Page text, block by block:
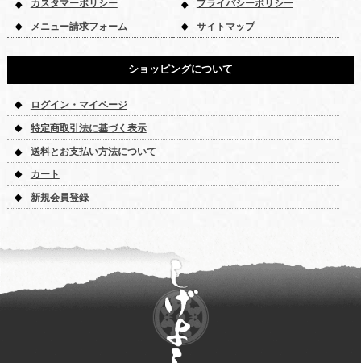
カスタマーポリシー プライバシーポリシー
メニュー請求フォーム サイトマップ
ショッピングについて
ログイン・マイページ
特定商取引法に基づく表示
送料とお支払い方法について
カート
新規会員登録